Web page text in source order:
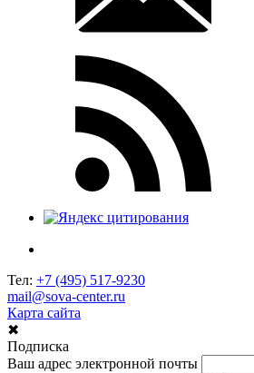
Тел: +7 (495) 517-9230
mail@sova-center.ru
Карта сайта
✖
Подписка
Ваш адрес электронной почты